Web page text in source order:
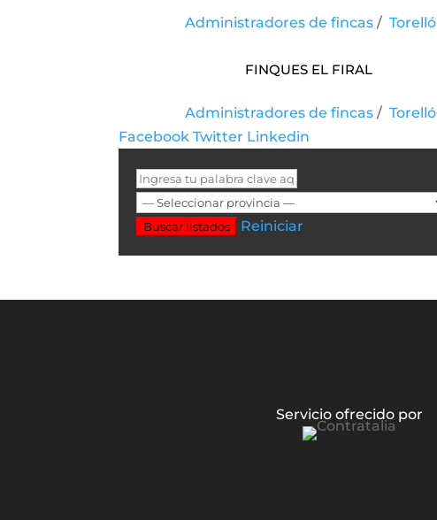
Administradores de fincas / Torelló
Finques El Firal
Administradores de fincas / Torelló
Facebook Twitter Linkedin
Buscar listados Reiniciar
Servicio ofrecido por